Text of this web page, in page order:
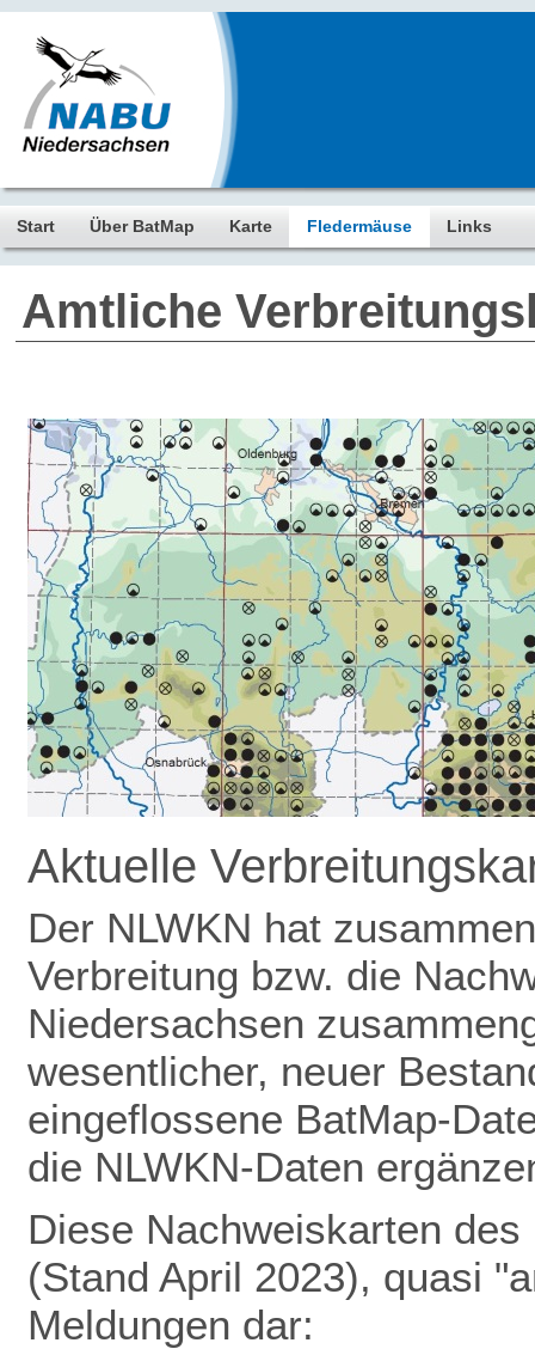
Start Über BatMap Karte Fledermäuse Links
Amtliche
Aktuelle
Der NLWKN hat
Verbreitung bzw. die
Niedersachsen
wesentlicher, neuer
eingeflossene BatMap-
die NLWKN-Daten
Diese Nachweiskarten
(Stand April 2023), quasi
Meldungen dar: